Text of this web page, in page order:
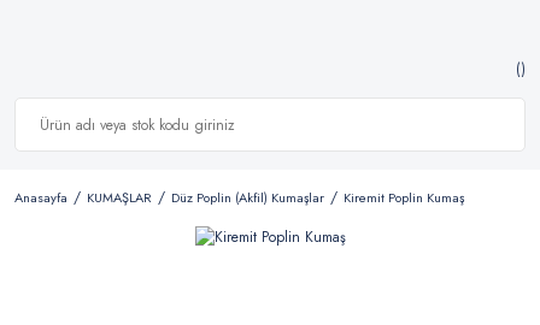
Anasayfa KUMAŞLAR Düz Poplin (Akfil) Kumaşlar Kiremit Poplin Kumaş